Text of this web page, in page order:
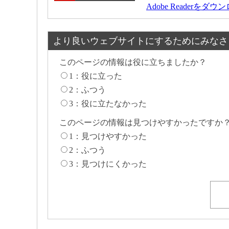
Adobe Readerをダウ
より良いウェブサイトにするためにみな
このページの情報は役に立ちましたか？
1：役に立った
2：ふつう
3：役に立たなかった
このページの情報は見つけやすかったですか
1：見つけやすかった
2：ふつう
3：見つけにくかった